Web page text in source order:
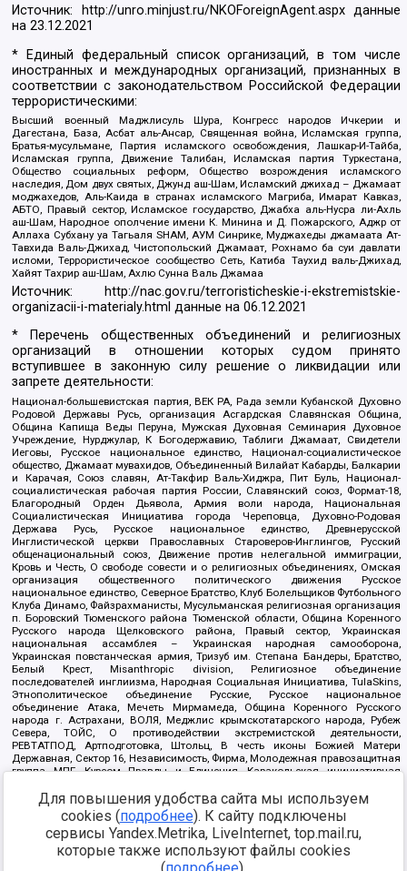
Источник: http://unro.minjust.ru/NKOForeignAgent.aspxданные
на23.12.2021
* Единый федеральный список организаций, в том числе
иностранных и международных организаций, признанных в
соответствии с законодательством Российской Федерации
террористическими:
Высший военный Маджлисуль Шура, Конгресс народов Ичкерии и
Дагестана, База, Асбат аль-Ансар, Священная война, Исламская группа,
Братья-мусульмане, Партия исламского освобождения, Лашкар-И-Тайба,
Исламская группа, Движение Талибан, Исламская партия Туркестана,
Общество социальных реформ, Общество возрождения исламского
наследия, Дом двух святых, Джунд аш-Шам, Исламский джихад – Джамаат
моджахедов, Аль-Каида в странах исламского Магриба, Имарат Кавказ,
АБТО, Правый сектор, Исламское государство, Джабха аль-Нусра ли-Ахль
аш-Шам, Народное ополчение имени К. Минина и Д. Пожарского, Аджр от
Аллаха Субхану уа Тагьаля SHAM, АУМ Синрике, Муджахеды джамаата Ат-
Тавхида Валь-Джихад, Чистопольский Джамаат, Рохнамо ба суи давлати
исломи, Террористическое сообщество Сеть, Катиба Таухид валь-Джихад,
Хайят Тахрир аш-Шам, Ахлю Сунна Валь Джамаа
Источник:
http://nac.gov.ru/terroristicheskie-i-ekstremistskie-
organizacii-i-materialy.html данные на06.12.2021
* Перечень общественных объединений и религиозных
организаций в отношении которых судом принято
вступившее в законную силу решение о ликвидации или
запрете деятельности:
Национал-большевистская партия, ВЕК РА, Рада земли Кубанской Духовно
Родовой Державы Русь, организация Асгардская Славянская Община,
Община Капища Веды Перуна, Мужская Духовная Семинария Духовное
Учреждение, Нурджулар, К Богодержавию, Таблиги Джамаат, Свидетели
Иеговы, Русское национальное единство, Национал-социалистическое
общество, Джамаат мувахидов, Объединенный Вилайат Кабарды, Балкарии
и Карачая, Союз славян, Ат-Такфир Валь-Хиджра, Пит Буль, Национал-
социалистическая рабочая партия России, Славянский союз, Формат-18,
Благородный Орден Дьявола, Армия воли народа, Национальная
Социалистическая Инициатива города Череповца, Духовно-Родовая
Держава Русь, Русское национальное единство, Древнерусской
Инглистической церкви Православных Староверов-Инглингов, Русский
общенациональный союз, Движение против нелегальной иммиграции,
Кровь и Честь, О свободе совести и о религиозных объединениях, Омская
организация общественного политического движения Русское
национальное единство, Северное Братство, Клуб Болельщиков Футбольного
Клуба Динамо, Файзрахманисты, Мусульманская религиозная организация
п. Боровский Тюменского района Тюменской области, Община Коренного
Русского народа Щелковского района, Правый сектор, Украинская
национальная ассамблея – Украинская народная самооборона,
Украинская повстанческая армия, Тризуб им. Степана Бандеры, Братство,
Белый Крест, Misanthropic division, Религиозное объединение
последователей инглиизма, Народная Социальная Инициатива, TulaSkins,
Этнополитическое объединение Русские, Русское национальное
объединение Атака, Мечеть Мирмамеда, Община Коренного Русского
народа г. Астрахани, ВОЛЯ, Меджлис крымскотатарского народа, Рубеж
Севера, ТОЙС, О противодействии экстремистской деятельности,
РЕВТАТПОД, Артподготовка, Штольц, В честь иконы Божией Матери
Державная, Сектор 16, Независимость, Фирма, Молодежная правозащитная
группа МПГ, Курсом Правды и Единения, Каракольская инициативная
Благотворительный пансионат Ак Умут, Русская республика Русь,
Арестантское уголовное единство, Башкорт, Нация и свобода, W.H.С., Фалунь
Дафа, Иртыш Ultras, Русский Патриотический клуб-Новокузнецк/РПК,
Сибирский державный союз, Фонд борьбы с коррупцией, Фонд защиты прав
граждан, Штабы Навального, Совет граждан СССР Прикубанского округа г.
Краснодара
Для повышения удобства сайта мы используем
cookies (подробнее). К сайту подключены
сервисы Yandex.Metrika, LiveInternet, top.mail.ru,
которые также используют файлы cookies